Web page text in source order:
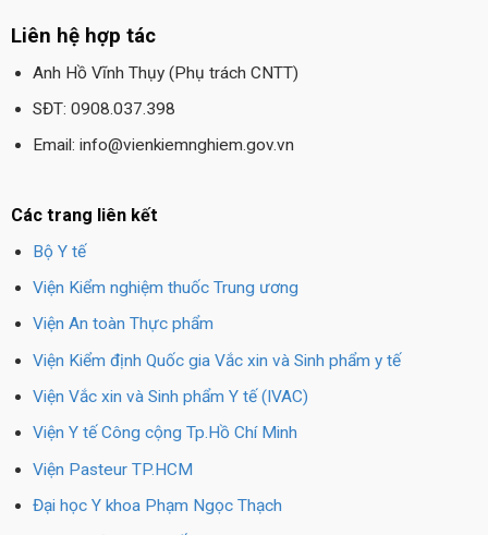
Liên hệ hợp tác
Anh Hồ Vĩnh Thụy (Phụ trách CNTT)
SĐT: 0908.037.398
Email: info@vienkiemnghiem.gov.vn
Các trang liên kết
Bộ Y tế
Viện Kiểm nghiệm thuốc Trung ương
Viện An toàn Thực phẩm
Viện Kiểm định Quốc gia Vắc xin và Sinh phẩm y tế
Viện Vắc xin và Sinh phẩm Y tế (IVAC)
Viện Y tế Công cộng Tp.Hồ Chí Minh
Viện Pasteur TP.HCM
Đại học Y khoa Phạm Ngọc Thạch